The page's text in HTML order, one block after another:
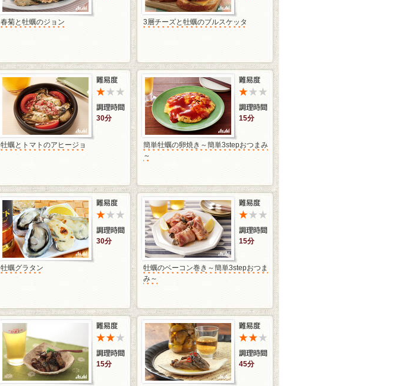
春菊と牡蠣のジョン 3層チーズと牡蠣のブルスケッタ
30分
牡蠣とトマトのアヒージョ
15分
簡単牡蠣の卵焼き～簡単3stepおつまみ
～
30分
牡蠣グラタン
15分
牡蠣のベーコン巻き～簡単3stepおつま
み～
15分 45分